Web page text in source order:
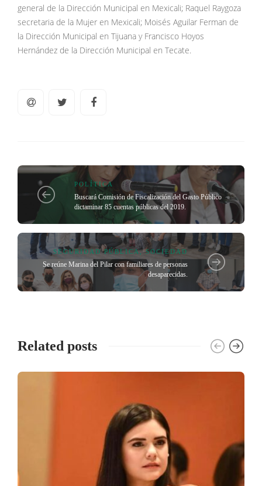
general de la Dirección Municipal en Mexicali; Raquel Raygoza
secretaria de la Mujer en Mexicali; Moisés Aguilar Ferman de
la Dirección Municipal en Tijuana y Francisco Hoyos
Hernández de la Dirección Municipal en Tecate.
POLÍTICA
Buscará Comisión de Fiscalización del Gasto Público
dictaminar 85 cuentas públicas del 2019.
SEGURIDAD PÚBLICA,SOCIEDAD
Se reúne Marina del Pilar con familiares de personas
desaparecidas.
Related posts